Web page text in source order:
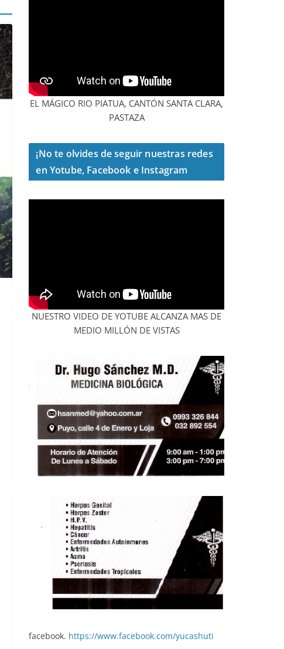
EL MÁGICO RIO PIATUA, CANTÓN SANTA CLARA,
PASTAZA
¡No te olvides de seguir nuestras redes
en Yotube, Facebook e Instagram
NUESTRO VIDEO DE YOTUBE ALCANZA MAS DE
MEDIO MILLÓN DE VISTAS
facebook. https://www.facebook.com/yucashuti